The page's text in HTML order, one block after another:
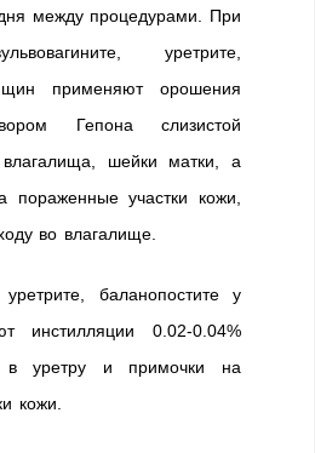
между процедурами. При
уретрите,
применяют орошения
Гепона слизистой
влагалища, шейки матки, а
пораженные участки кожи,
во влагалище.
баланопостите у
инстилляции 0.02-0.04%
в уретру и примочки на
кожи.